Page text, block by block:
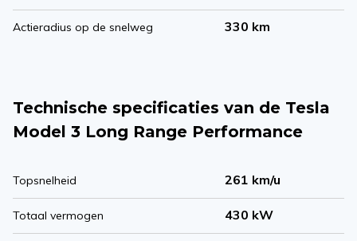
Actieradius op de snelweg 330 km
Technische specificaties van de Tesla
Model 3 Long Range Performance
Topsnelheid 261 km/u
Totaal vermogen 430 kW